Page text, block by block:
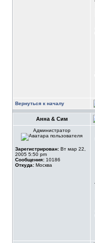
Вернуться к началу
Анна & Сим
Администратор
Зарегистрирован: Вт мар 22,
2005 5:50 pm
Сообщения: 10186
Откуда: Москва